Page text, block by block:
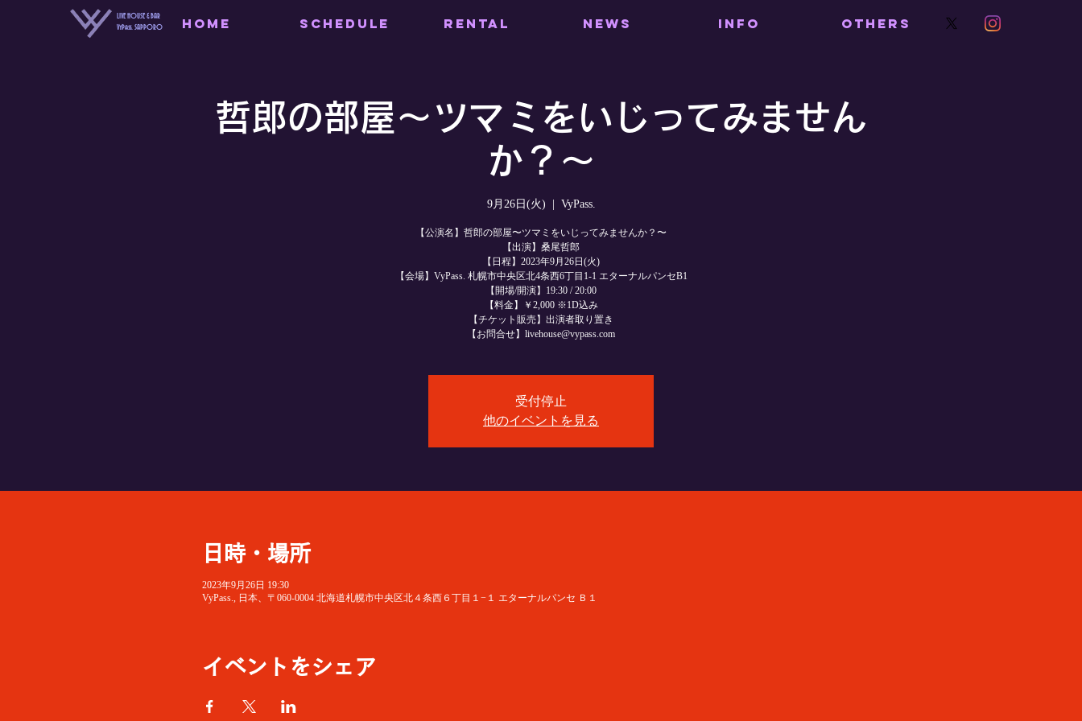
LIVE HOUSE & BAR
VyPass. SAPPORO
HOME SCHEDULE RENTAL NEWS INFO OTHERS
哲郎の部屋〜ツマミをいじってみません
か？〜
9月26日(火) VyPass.
【公演名】哲郎の部屋〜ツマミをいじってみませんか？〜
【出演】桑尾哲郎
【日程】2023年9月26日(火)
【会場】VyPass. 札幌市中央区北4条西6丁目1-1 エターナルパンセB1
【開場/開演】19:30 / 20:00
【料金】￥2,000 ※1D込み
【チケット販売】出演者取り置き
【お問合せ】livehouse@vypass.com
受付停止
他のイベントを見る
日時・場所
2023年9月26日 19:30
VyPass., 日本、〒060-0004 北海道札幌市中央区北４条西６丁目１−１ エターナルパンセ Ｂ１
イベントをシェア